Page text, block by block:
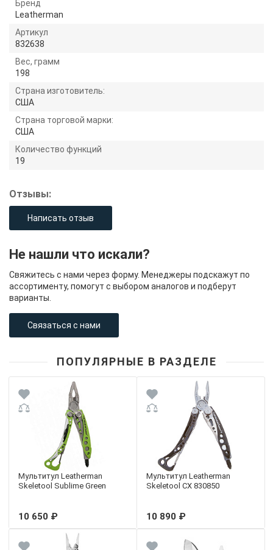
Бренд
Leatherman
Артикул
832638
Вес, грамм
198
Страна изготовитель:
США
Страна торговой марки:
США
Количество функций
19
Отзывы:
Написать отзыв
Не нашли что искали?
Свяжитесь с нами через форму. Менеджеры подскажут по
ассортименту, помогут с выбором аналогов и подберут
варианты.
Связаться с нами
ПОПУЛЯРНЫЕ В РАЗДЕЛЕ
Мультитул Leatherman
Skeletool Sublime Green
10 650 ₽
Мультитул Leatherman
Skeletool CX 830850
10 890 ₽